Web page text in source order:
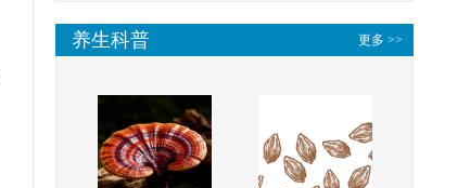
更多 >>
养生科普